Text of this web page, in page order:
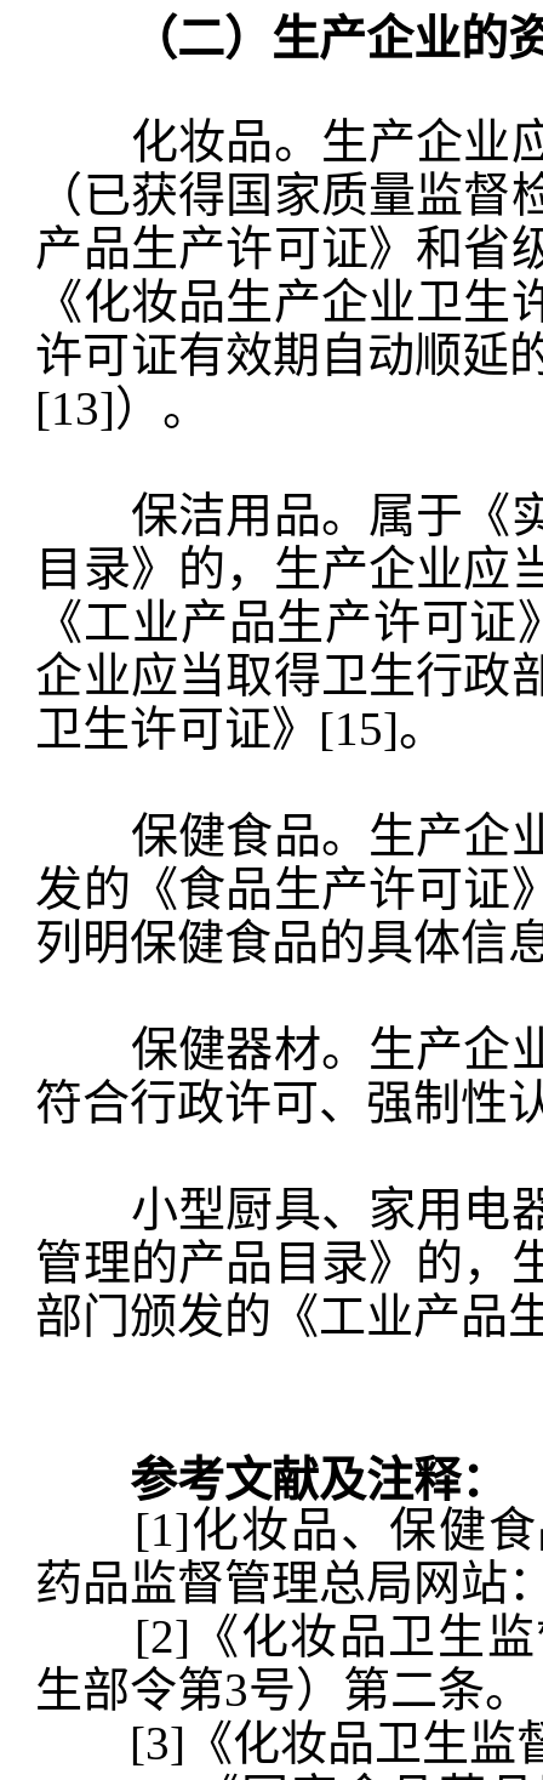
（二）生产企业的
化妆品。生产企业应
（已获得国家质量监
产品生产许可证》和省
《化妆品生产企业卫
许可证有效期自动顺延
[13]）。
保洁用品。属于《实
目录》的，生产企业应
《工业产品生产许可
企业应当取得卫生行政
卫生许可证》[15]。
保健食品。生产企业
发的《食品生产许可证
列明保健食品的具体信
保健器材。生产企业
符合行政许可、强制性
小型厨具、家用电器
管理的产品目录》的，
部门颁发的《工业产品
参考文献及注释：
[1]化妆品、保健食
药品监督管理总局网站
[2]《化妆品卫生监
生部令第3号）第二条。
[3]《化妆品卫生监